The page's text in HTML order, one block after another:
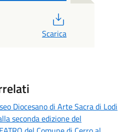
Scarica
Diocesano di Arte Sacra di Lodi
seconda edizione del